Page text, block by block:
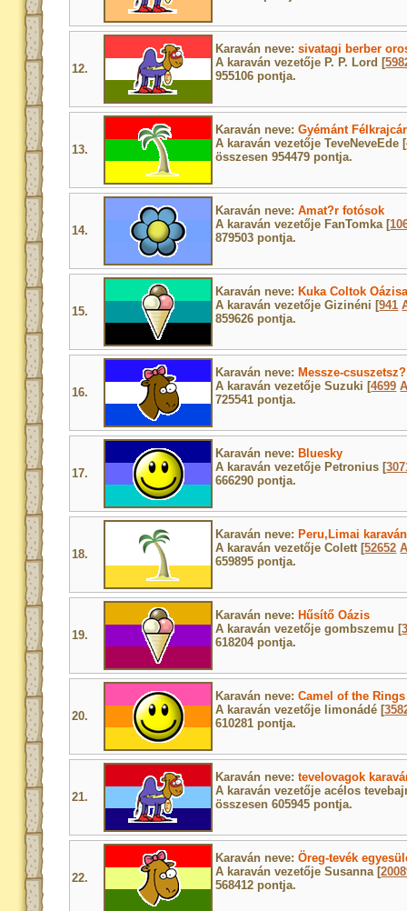
12.
Karaván neve:sivatagi berber
A karaván vezetője P. P. Lord [
955106 pontja.
13.
Karaván neve:Gyémánt Félkrajcár
A karaván vezetője TeveNeveEde [
összesen 954479 pontja.
14.
Karaván neve:Amat?r fotósok
A karaván vezetője FanTomka [
879503 pontja.
15.
Karaván neve: Kuka Coltok
A karaván vezetője Gizinéni [941
859626 pontja.
16.
Karaván neve: Messze-csuszetsz?
A karaván vezetője Suzuki [4699
725541 pontja.
17.
Karaván neve: Bluesky
A karaván vezetője Petronius [
666290 pontja.
18.
Karaván neve: Peru,Limai karaván
A karaván vezetője Colett [52652
659895 pontja.
19.
Karaván neve: Hűsítő Oázis
A karaván vezetője gombszemu [
618204 pontja.
20.
Karaván neve:Camel of the Rings
A karaván vezetője limonádé [
610281 pontja.
21.
Karaván neve:tevelovagok
A karaván vezetője acélos
összesen 605945 pontja.
22.
Karaván neve:Öreg-tevék
A karaván vezetője Susanna [
568412 pontja.